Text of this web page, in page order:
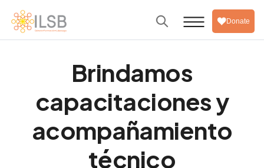
Donate
Brindamos
capacitaciones y
acompañamiento
técnico